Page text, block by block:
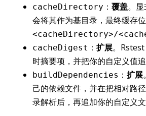
cacheDirectory ： 覆盖。
会将其作为基目录，最终缓存
<cacheDirectory>/
cacheDigest ： 扩展。
时摘要项，并把你的自定义值追
buildDependencies ： 扩展
己的依赖文件，并在把相对路
录解析后，再追加你的自定义文